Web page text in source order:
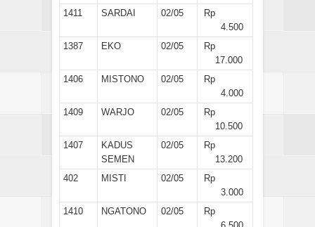
1411
SARDAI 02/05
Rp
4.500
1387
EKO 02/05
Rp
17.000
1406
MISTONO 02/05
Rp
4.000
1409
WARJO 02/05
Rp
10.500
1407
KADUS
SEMEN
02/05
Rp
13.200
402
MISTI 02/05
Rp
3.000
1410
NGATONO 02/05
Rp